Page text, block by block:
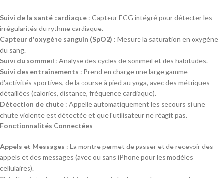
Suivi de la santé cardiaque : Capteur ECG intégré pour détecter les
irrégularités du rythme cardiaque.
Capteur d'oxygène sanguin (SpO2) : Mesure la saturation en oxygène
du sang.
Suivi du sommeil : Analyse des cycles de sommeil et des habitudes.
Suivi des entraînements : Prend en charge une large gamme
d'activités sportives, de la course à pied au yoga, avec des métriques
détaillées (calories, distance, fréquence cardiaque).
Détection de chute : Appelle automatiquement les secours si une
chute violente est détectée et que l'utilisateur ne réagit pas.
Fonctionnalités Connectées
Appels et Messages : La montre permet de passer et de recevoir des
appels et des messages (avec ou sans iPhone pour les modèles
cellulaires).